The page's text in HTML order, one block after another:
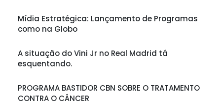
Mídia Estratégica: Lançamento de Programas
como na Globo
A situação do Vini Jr no Real Madrid tá
esquentando.
PROGRAMA BASTIDOR CBN SOBRE O TRATAMENTO
CONTRA O CÂNCER